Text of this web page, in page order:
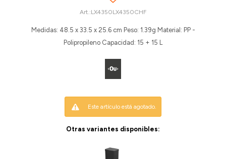
LX4350LX4350CHF
Medidas: 48.5 x 33.5 x 25.6 cm Peso: 1.39g Material: PP -
Polipropileno Capacidad: 15 + 15 L
Este artículo está agotado.
Otras variantes disponibles: